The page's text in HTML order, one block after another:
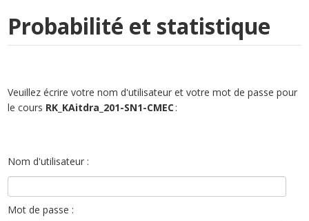
Probabilité et statistique
Veuillez écrire votre nom d'utilisateur et votre mot de passe pour
le cours RK_KAitdra_201-SN1-CMEC:
Nom d'utilisateur :
Mot de passe :